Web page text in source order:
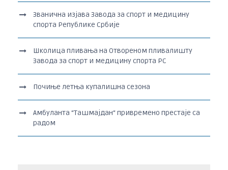
Званична изјава Завода за спорт и медицину
спорта Републике Србије
Школица пливања на Отвореном пливалишту
Завода за спорт и медицину спорта РС
Почиње летња купалишна сезона
Амбуланта “Ташмајдан“ привремено престаје са
радом